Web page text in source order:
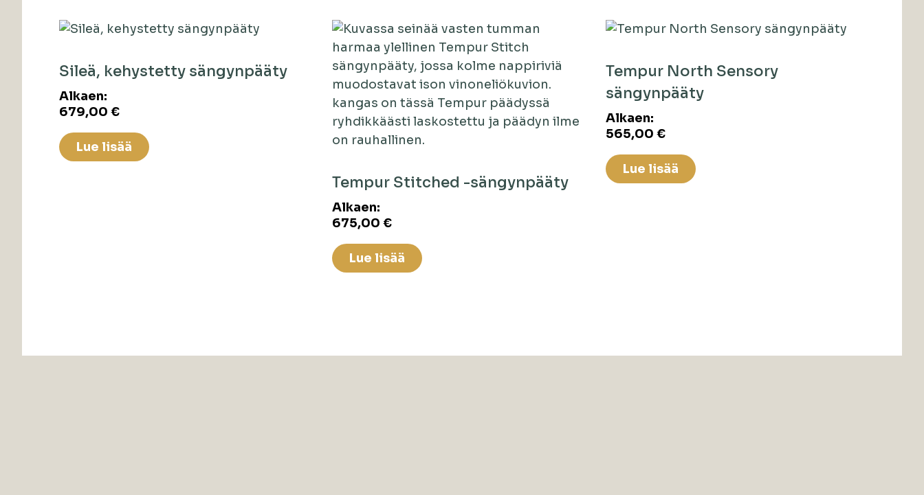
Sileä, kehystetty sängynpääty
Alkaen:
679,00 €
Lue lisää
Tempur Stitched -sängynpääty
Alkaen:
675,00€
Lue lisää
Tempur North Sensory
sängynpääty
Alkaen:
565,00 €
Lue lisää